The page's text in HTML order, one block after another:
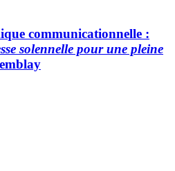
communicationnelle :
solennelle pour une pleine